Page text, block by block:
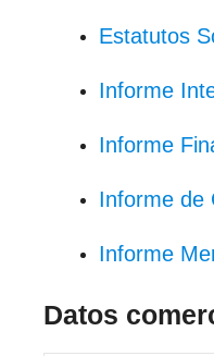
Estatutos
Informe
Informe
Informe de
Informe
Datos